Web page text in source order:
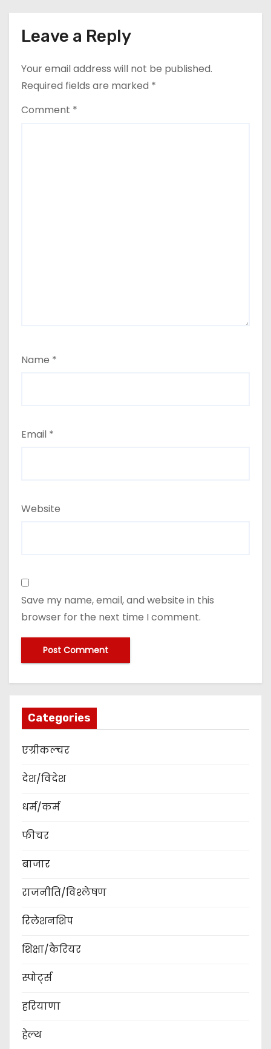
o
n
Leave a Reply
Your email address will not be published.
Required fields are marked *
Comment *
Name *
Email *
Website
Save my name, email, and website in this
browser for the next time I comment.
Categories
एग्रीकल्चर
देश/विदेश
धर्म/कर्म
फीचर
बाजार
राजनीति/विश्लेषण
रिलेशनशिप
शिक्षा/कैरियर
स्पोर्ट्स
हरियाणा
हेल्थ